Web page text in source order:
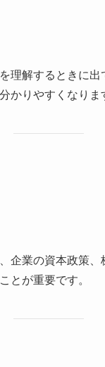
理解するときに
かりやすくなりま
企業の資本政策
とが重要です。